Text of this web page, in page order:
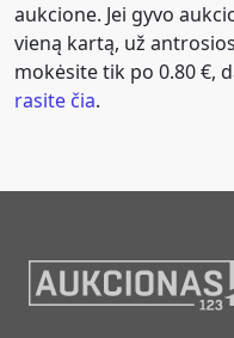
aukcione. Jei gyvo
vieną kartą, už
mokėsite tik po 0.80 €,
rasite čia.